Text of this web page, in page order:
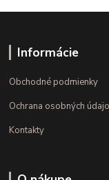
Informácie
Obchodné podmienky
Ochrana osobných
Kontakty